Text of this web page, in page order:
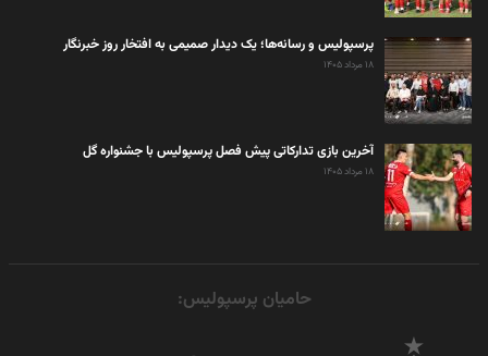
پرسپولیس و رسانه‌ها؛ یک دیدار صمیمی به افتخار روز خبرنگار
۱۸ مرداد ۱۴۰۵
آخرین بازی تدارکاتی پیش فصل پرسپولیس با جشنواره گل
۱۸ مرداد ۱۴۰۵
حامیان پرسپولیس: